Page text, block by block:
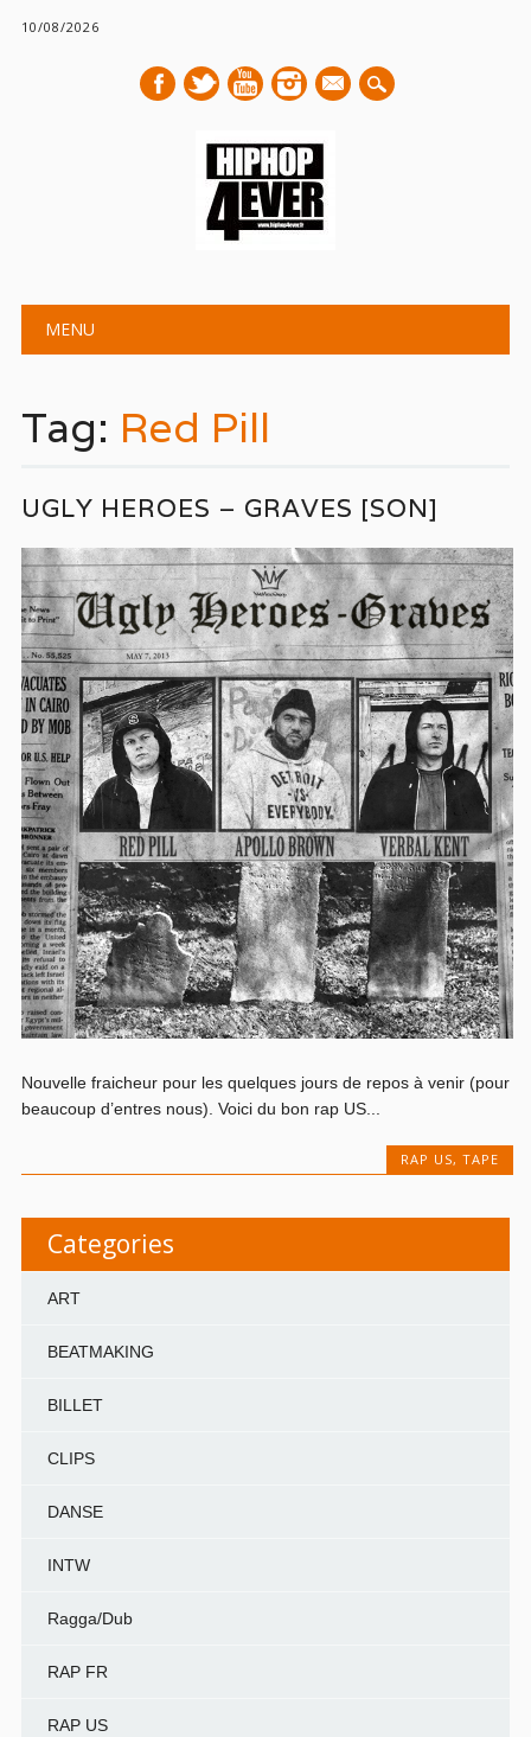
10/08/2026
mail
Main menu
MENU
Tag: Red Pill
UGLY HEROES – GRAVES [SON]
Nouvelle fraicheur pour les quelques jours de repos à venir (pour
beaucoup d’entres nous). Voici du bon rap US...
RAP US, TAPE
Categories
ART
BEATMAKING
BILLET
CLIPS
DANSE
INTW
Ragga/Dub
RAP FR
RAP US